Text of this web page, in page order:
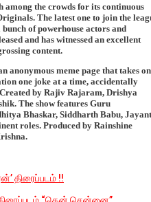
among the crowds for its continuous
The latest one to join the
bunch of powerhouse actors and
and has witnessed an excellent
content.
anonymous meme page that takes on
one joke at a time, accidentally
by Rajiv Rajaram, Drishya
The show features Guru
Bhaskar, Siddharth Babu,
roles. Produced by Rainshine
திரைப்படம் !!